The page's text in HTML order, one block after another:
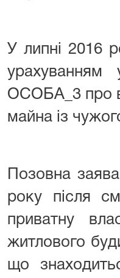
У липні 2016
ОСОБА_3 про
майна із
Позовна
року після
приватну
житлового
що